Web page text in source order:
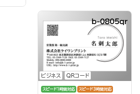
ビジネス QRコード
b-0805qr
スピード1時間対応 スピード3時間対応